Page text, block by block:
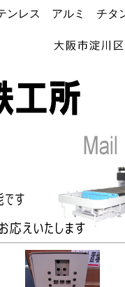
テンレス アルミ チ